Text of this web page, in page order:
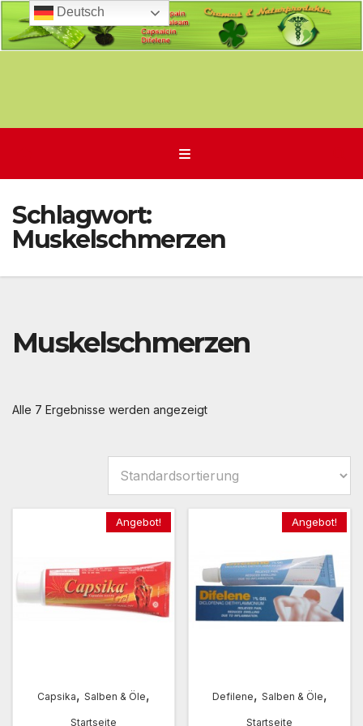
Schlagwort:
Muskelschmerzen
Muskelschmerzen
Alle 7 Ergebnisse werden angezeigt
Angebot!
Capsika, Salben & Öle,
Startseite
Angebot!
Defilene, Salben & Öle,
Startseite
Deutsch